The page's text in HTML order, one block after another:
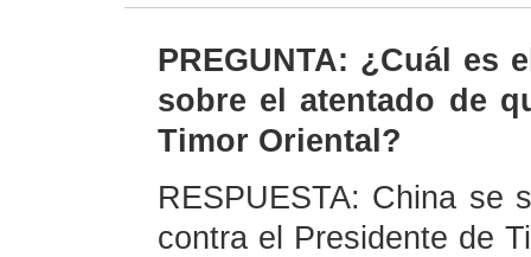
PREGUNTA: ¿Cuál es
sobre el atentado de
Timor Oriental?
RESPUESTA: China se
contra el Presidente de